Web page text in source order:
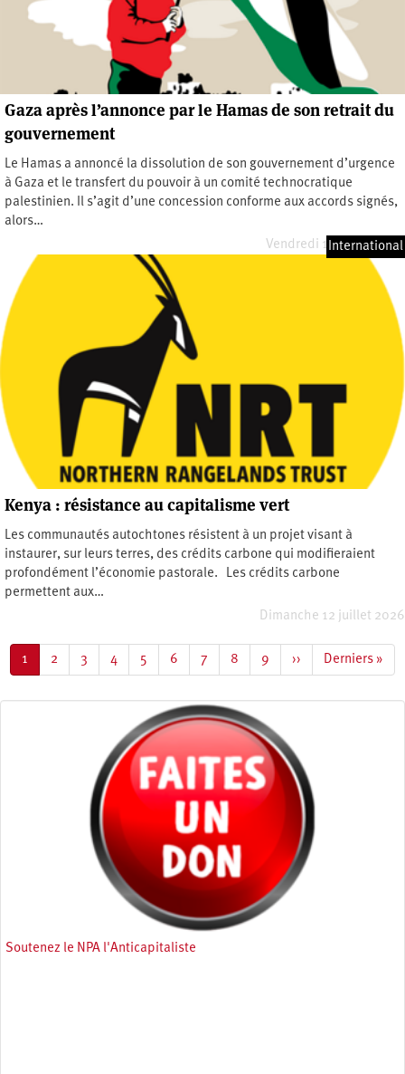
Gaza après l’annonce par le Hamas de son retrait du
gouvernement
Le Hamas a annoncé la dissolution de son gouvernement d’urgence
à Gaza et le transfert du pouvoir à un comité technocratique
palestinien. Il s’agit d’une concession conforme aux accords signés,
alors…
Vendredi 17 juillet 2026
International
Kenya : résistance au capitalisme vert
Les communautés autochtones résistent à un projet visant à
instaurer, sur leurs terres, des crédits carbone qui modifieraient
profondément l’économie pastorale. Les crédits carbone
permettent aux…
Dimanche 12 juillet 2026
Page
courante
1 Page
2 Page
3 Page
4 Page
5 Page
6 Page
7 Page
8 Page
9
Page
suivante
››
Dernière
page
Derniers »
Soutenez le NPA l'Anticapitaliste